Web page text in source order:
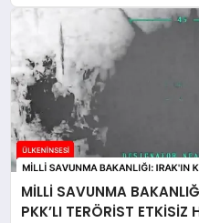
MİLLİ SAVUNMA
PKK’LI TERÖRİST ETKİSİZ